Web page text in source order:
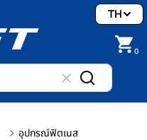
0
TH
อุปกรณ์ฟิตเนส